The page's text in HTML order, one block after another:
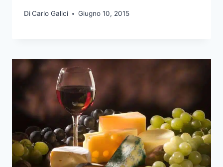
DiCarlo Galici Giugno 10, 2015